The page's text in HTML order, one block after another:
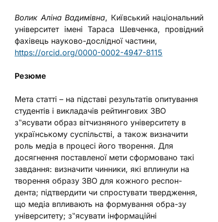
Волик Аліна Вадимівна, Київський національний
університет імені Тараса Шевченка, провідний
фахівець науково-дослідної частини,
https://orcid.org/0000-0002-4947-8115
Резюме
Мета статті – на підставі результатів опитування
студентів і викладачів рейтингових ЗВО
з‟ясувати образ вітчизняного університету в
українському суспільстві, а також визначити
роль медіа в процесі його творення. Для
досягнення поставленої мети сформовано такі
завдання: визначити чинники, які вплинули на
творення образу ЗВО для кожного респон-
дента; підтвердити чи спростувати твердження,
що медіа впливають на формування обра-зу
університету; з‟ясувати інформаційні